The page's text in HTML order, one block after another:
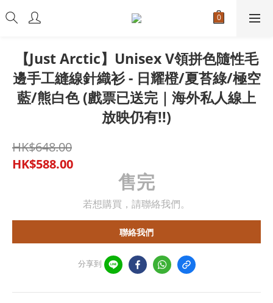
【Just Arctic】Unisex V領拼色隨性毛
邊手工縫線針織衫 - 日耀橙/夏苔綠/極空
藍/熊白色 (戲票已送完｜海外私人線上
放映仍有!!)
HK$648.00
HK$588.00
售完
若想購買，請聯絡我們。
聯絡我們
分享到